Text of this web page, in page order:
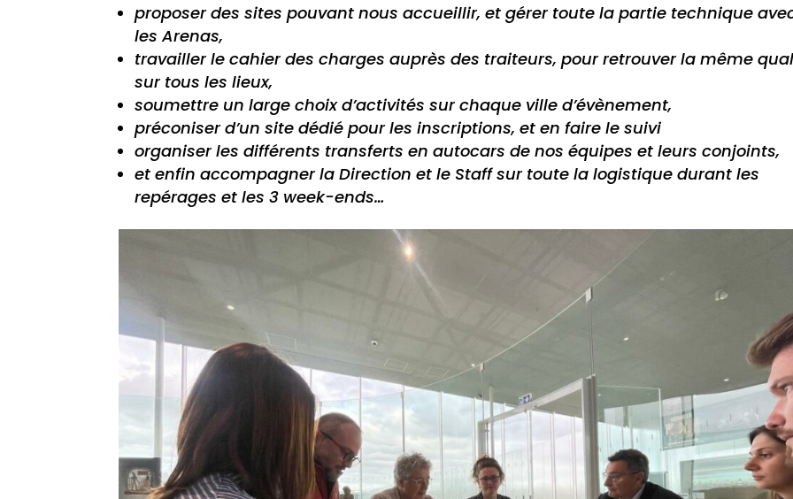
proposer des sites pouvant nous accueillir, et gérer toute la partie technique
les Arenas,
travailler le cahier des charges auprès des traiteurs, pour retrouver la même
sur tous les lieux,
soumettre un large choix d’activités sur chaque ville d’évènement,
préconiser d’un site dédié pour les inscriptions, et en faire le suivi
organiser les différents transferts en autocars de nos équipes et leurs conjoints,
et enfin accompagner la Direction et le Staff sur toute la logistique durant les
repérages et les 3 week-ends…